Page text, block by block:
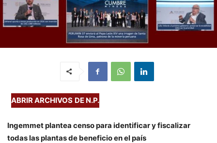
ABRIR ARCHIVOS DE N.P.
Ingemmet plantea censo para identificar y fiscalizar
todas las plantas de beneficio en el país